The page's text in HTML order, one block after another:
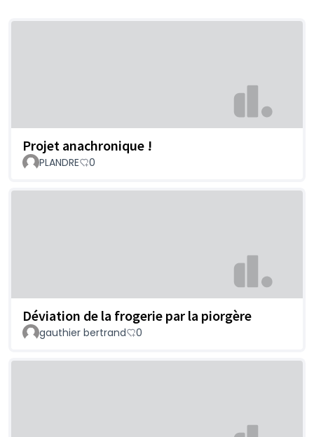
Projet anachronique !
PLANDRE 0
Déviation de la frogerie par la piorgère
gauthier bertrand 0